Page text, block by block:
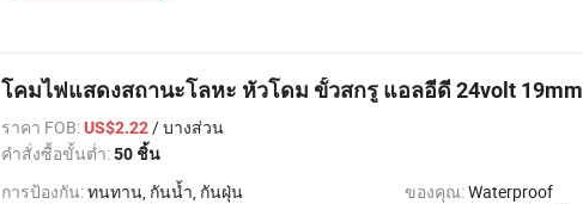
โคมไฟแสดงสถานะโลหะ หัวโดม ขั้วสกรู แอลอีดี 24volt 19mm
ราคา FOB:US$2.22/ บางส่วน
คำสั่งซื้อขั้นต่ำ:50 ชิ้น
การป้องกัน:ทนทาน, กันน้ำ, กันฝุ่น ของคุณ:Waterproof